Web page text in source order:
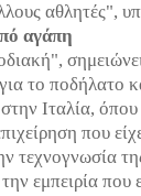
αθλητές",
αγάπη
το ποδήλατο
Ιταλία,
που
τεχνογνωσία
εμπειρία που